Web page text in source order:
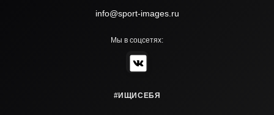
info@sport-images.ru
Мы в соцсетях:
#ИЩИСЕБЯ